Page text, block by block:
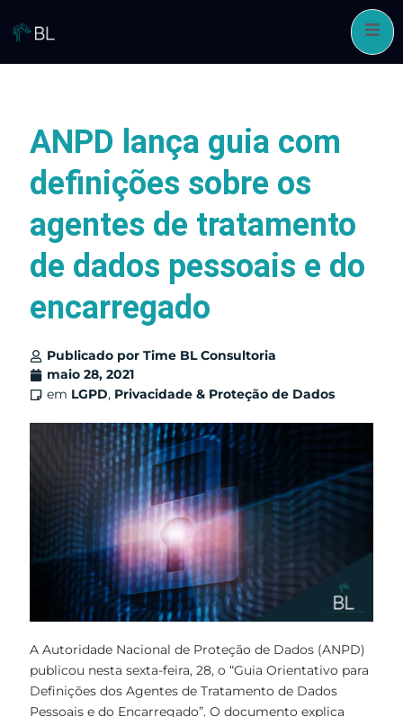
Pular
para
ANPD lança guia com
definições sobre os
agentes de tratamento
de dados pessoais e do
encarregado
Publicado por Time BL Consultoria
maio 28, 2021
em LGPD, Privacidade & Proteção de Dados
A Autoridade Nacional de Proteção de Dados (ANPD)
publicou nesta sexta-feira, 28, o “Guia Orientativo para
Definições dos Agentes de Tratamento de Dados
Pessoais e do Encarregado”. O documento explica